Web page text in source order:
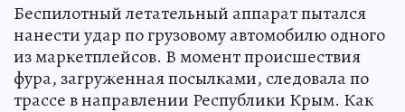
Беспилотный летательный аппарат пытался
нанести удар по грузовому автомобилю одного
из маркетплейсов. В момент происшествия
фура, загруженная посылками, следовала по
трассе в направлении Республики Крым. Как